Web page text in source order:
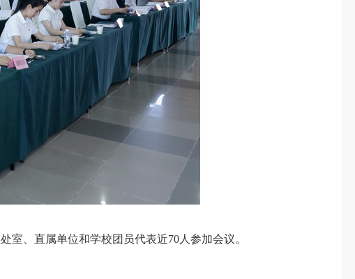
、直属单位和学校团员代表近70人参加会议。